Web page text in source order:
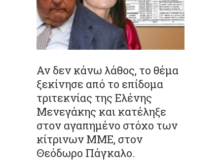
Αν δεν κάνω λάθος, το θέμα
ξεκίνησε από το επίδομα
τριτεκνίας της Ελένης
Μενεγάκης και κατέληξε
στον αγαπημένο στόχο των
κίτρινων ΜΜΕ, στον
Θεόδωρο Πάγκαλο.